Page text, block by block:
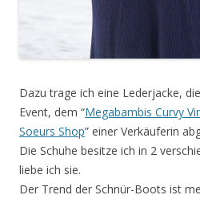
Dazu trage ich eine Lederjacke,
Event, dem “Megabambis Curvy
Soeurs Shop” einer Verkäuferin
Die Schuhe besitze ich in 2
liebe ich sie.
Der Trend der Schnür-Boots ist